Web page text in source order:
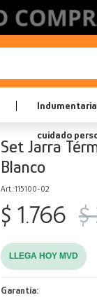
cuidado
Set Jarra
Blanco
115100-02
$ 1.766 $
LLEGA HOY MVD
Garantía